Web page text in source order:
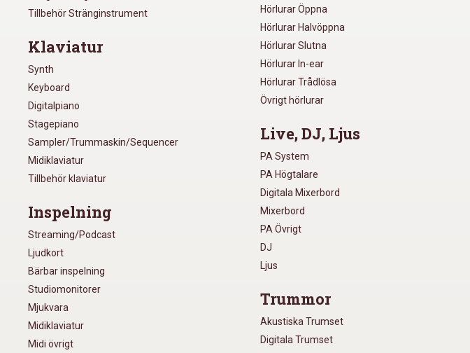
Tillbehör Stränginstrument
Klaviatur
Synth
Keyboard
Digitalpiano
Stagepiano
Sampler/Trummaskin/Sequencer
Midiklaviatur
Tillbehör klaviatur
Inspelning
Streaming/Podcast
Ljudkort
Bärbar inspelning
Studiomonitorer
Mjukvara
Midiklaviatur
Midi övrigt
Hörlurar Öppna
Hörlurar Halvöppna
Hörlurar Slutna
Hörlurar In-ear
Hörlurar Trådlösa
Övrigt hörlurar
Live, DJ, Ljus
PA System
PA Högtalare
Digitala Mixerbord
Mixerbord
PA Övrigt
DJ
Ljus
Trummor
Akustiska Trumset
Digitala Trumset